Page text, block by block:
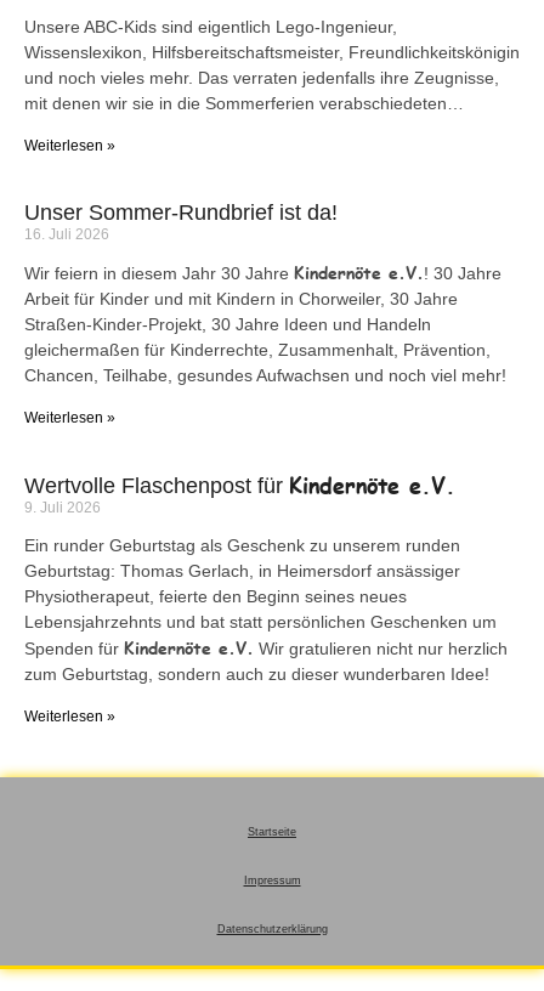
Unsere ABC-Kids sind eigentlich Lego-Ingenieur,
Wissenslexikon, Hilfsbereitschaftsmeister, Freundlichkeitskönigin
und noch vieles mehr. Das verraten jedenfalls ihre Zeugnisse,
mit denen wir sie in die Sommerferien verabschiedeten…
Weiterlesen »
Unser Sommer-Rundbrief ist da!
16. Juli 2026
Wir feiern in diesem Jahr 30 Jahre Kindernöte e.V.! 30 Jahre
Arbeit für Kinder und mit Kindern in Chorweiler, 30 Jahre
Straßen-Kinder-Projekt, 30 Jahre Ideen und Handeln
gleichermaßen für Kinderrechte, Zusammenhalt, Prävention,
Chancen, Teilhabe, gesundes Aufwachsen und noch viel mehr!
Weiterlesen »
Wertvolle Flaschenpost für Kindernöte e.V.
9. Juli 2026
Ein runder Geburtstag als Geschenk zu unserem runden
Geburtstag: Thomas Gerlach, in Heimersdorf ansässiger
Physiotherapeut, feierte den Beginn seines neues
Lebensjahrzehnts und bat statt persönlichen Geschenken um
Spenden für Kindernöte e.V. Wir gratulieren nicht nur herzlich
zum Geburtstag, sondern auch zu dieser wunderbaren Idee!
Weiterlesen »
Startseite
Impressum
Datenschutzerklärung